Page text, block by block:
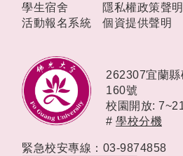
學生宿舍
活動報名系統
隱私權政策聲明
個資提供聲明
262307宜蘭
160號
校園開放:
# 學校分機
緊急校安專線：03-9874858